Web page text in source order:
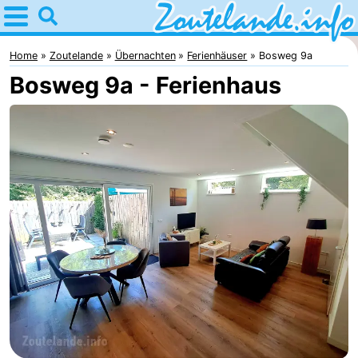
Home
Zoutelande
Tipps
kindern
Webcam
Webcam
Langstraat
Webcam
Strand
Übernachten
Appartements
-
Home Zoutelande Übernachten Ferienhäuser Bosweg 9a
Bosweg 9a - Ferienhaus